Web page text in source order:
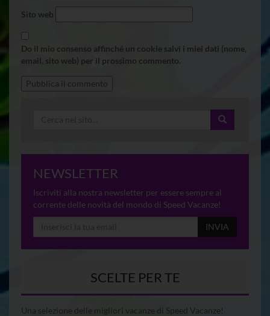
Sito web
Do il mio consenso affinché un cookie salvi i miei dati (nome,
email, sito web) per il prossimo commento.
NEWSLETTER
Iscriviti alla nostra newsletter per essere sempre al
corrente delle novità del mondo di Speed Vacanze!
INVIA
SCELTE PER TE
Una selezione delle migliori vacanze di Speed Vacanze!